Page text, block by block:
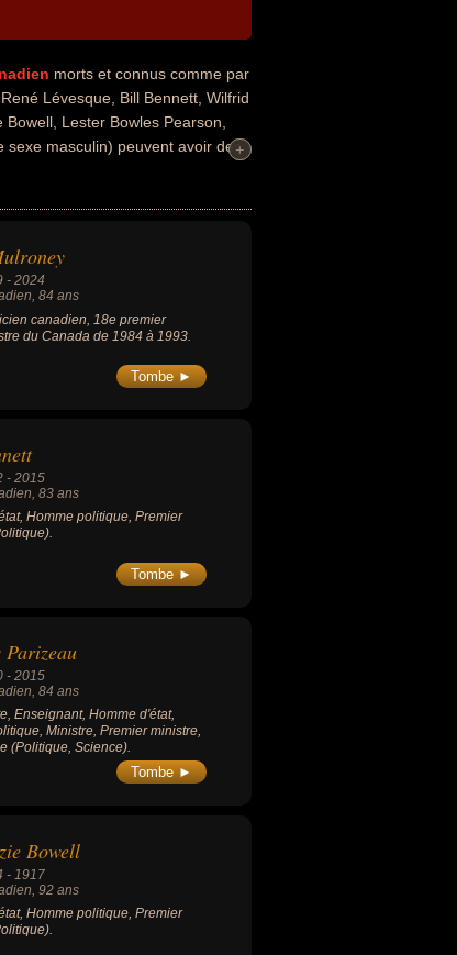
morts et connus comme par
Lévesque, Bill Bennett, Wilfrid
Lester Bowles Pearson,
sexe masculin) peuvent avoir des
homme de loi, économiste,
+
+
-2024
, 84 ans
canadien, 18e premier
du Canada de 1984 à 1993.
Tombe ►
-2015
, 83 ans
Homme politique, Premier
Tombe ►
Parizeau
-2015
, 84 ans
Enseignant, Homme d'état,
Ministre, Premier ministre,
(Politique, Science).
Tombe ►
Bowell
- 1917
, 92 ans
Homme politique, Premier